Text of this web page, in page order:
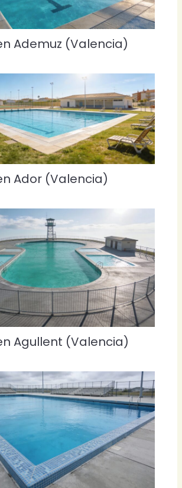
Ademuz (Valencia)
Ador (Valencia)
Agullent (Valencia)